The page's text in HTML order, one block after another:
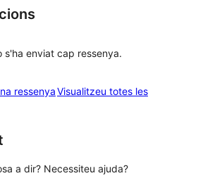
s'ha enviat cap ressenya.
ressenyaVisualitzeu totes lesressenyes
a dir? Necessiteu ajuda?